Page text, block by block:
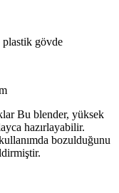
plastik gövde
Bu blender, yüksek
hazırlayabilir.
bozulduğunu